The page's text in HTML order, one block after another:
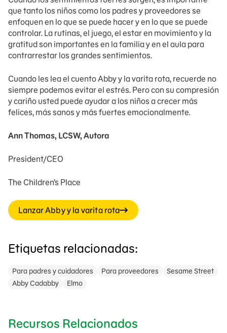
que tanto los niños como los padres y proveedores se
enfoquen en lo que se puede hacer y en lo que se puede
controlar. La rutinas, el juego, el estar en movimiento y la
gratitud son importantes en la familia y en el aula para
contrarrestar los grandes sentimientos.
Cuando les lea el cuento Abby y la varita rota, recuerde no
siempre podemos evitar el estrés. Pero con su compresión
y cariño usted puede ayudar a los niños a crecer más
felices, más sanos y más fuertes emocionalmente.
Ann Thomas, LCSW, Autora
President/CEO
The Children’s Place
Lanzar Abby y la varita rota
Etiquetas relacionadas:
Para padres y cuidadores Para proveedores
Sesame Street
Abby Cadabby
Elmo
Recursos Relacionados